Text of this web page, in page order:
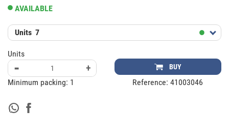
AVAILABLE
Units 7
Units
- + BUY
Minimum packing: 1 Reference:41003046